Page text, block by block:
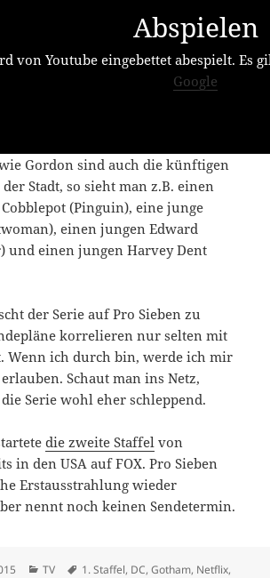
Abspielen
von Youtube eingebettet abespielt. Es
Google
Gordon sind auch die künftigen
Stadt, so sieht man z.B. einen
(Pinguin), eine junge
einen jungen Edward
und einen jungen Harvey Dent
der Serie auf Pro Sieben zu
korrelieren nur selten mit
Wenn ich durch bin, werde ich mir
Schaut man ins Netz,
Serie wohl eher schleppend.
die zweite Staffel von
in den USA auf FOX. Pro Sieben
Erstausstrahlung wieder
nennt noch keinen Sendetermin.
Kategorien
TV Schlagwörter
1. Staffel, DC,Gotham, Netflix,